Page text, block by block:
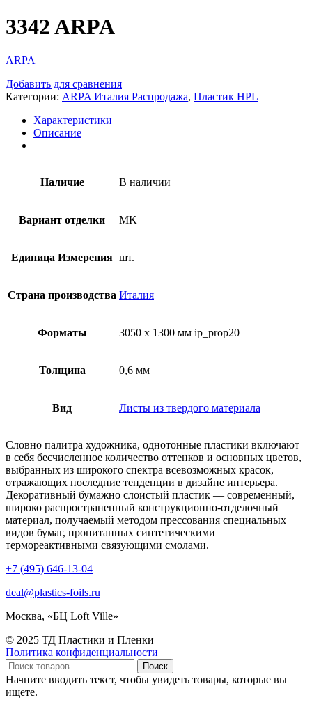
3342 ARPA
ARPA
Добавить для сравнения
Категории: ARPA Италия Распродажа, Пластик HPL
Характеристики
Описание
Наличие В наличии
Вариант отделки MK
Единица Измерения шт.
Страна производства Италия
Форматы 3050 x 1300 мм ip_prop20
Толщина 0,6 мм
Вид Листы из твердого материала
Словно палитра художника, однотонные пластики включают
в себя бесчисленное количество оттенков и основных цветов,
выбранных из широкого спектра всевозможных красок,
отражающих последние тенденции в дизайне интерьера.
Декоративный бумажно слоистый пластик — современный,
широко распространенный конструкционно-отделочный
материал, получаемый методом прессования специальных
видов бумаг, пропитанных синтетическими
термореактивными связующими смолами.
+7 (495) 646-13-04
deal@plastics-foils.ru
Москва, «БЦ Loft Ville»
© 2025 ТД Пластики и Пленки
Политика конфиденциальности
Поиск
Начните вводить текст, чтобы увидеть товары, которые вы
ищете.